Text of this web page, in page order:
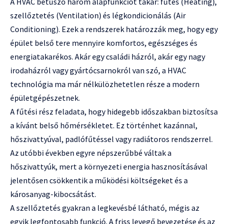
szellőztetés (Ventilation) és légkondicionálás (Air
Conditioning). Ezek a rendszerek határozzák meg, hogy egy
épület belső tere mennyire komfortos, egészséges és
energiatakarékos. Akár egy családi házról, akár egy nagy
irodaházról vagy gyártócsarnokról van szó, a HVAC
technológia ma már nélkülözhetetlen része a modern
épületgépészetnek.
A fűtési rész feladata, hogy hidegebb időszakban biztosítsa
a kívánt belső hőmérsékletet. Ez történhet kazánnal,
hőszivattyúval, padlófűtéssel vagy radiátoros rendszerrel.
Az utóbbi években egyre népszerűbbé váltak a
hőszivattyúk, mert a környezeti energia hasznosításával
jelentősen csökkentik a működési költségeket és a
károsanyag-kibocsátást.
A szellőztetés gyakran a legkevésbé látható, mégis az
egyik legfontosabb funkció. A friss levegő bevezetése és az